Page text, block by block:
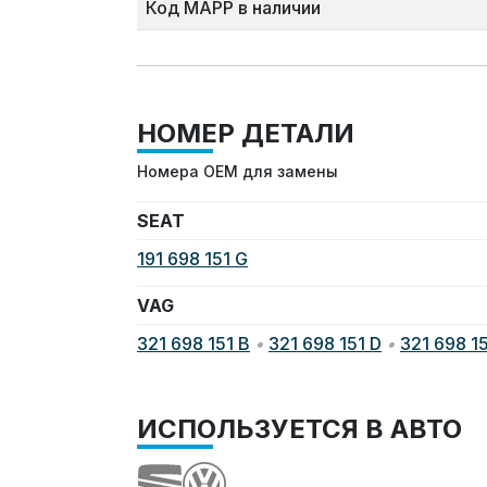
Код MAPP в наличии
НОМЕР ДЕТАЛИ
Номера OEM для замены
SEAT
191 698 151 G
VAG
321 698 151 B • 321 698 151 D • 321 698
ИСПОЛЬЗУЕТСЯ В АВТО